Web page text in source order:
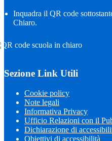
Inquadra il QR code
Chiaro.
Sezione Link Utili
Cookie policy
Note legali
Informativa Privacy
Ufficio Relazioni con il
Dichiarazione di
Obiettivi di accessibilità